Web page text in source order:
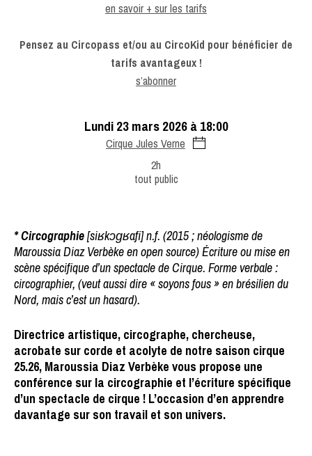
en savoir + sur les tarifs
Pensez au Circopass et/ou au CircoKid pour bénéficier de
tarifs avantageux !
s’abonner
lundi 23 mars 2026 à 18:00
Cirque Jules Verne
2h
tout public
*Circographie[siʁkɔɡʁafi] n.f. (2015 ; néologisme de
Maroussia Diaz Verbèke en open source) Écriture ou mise en
scène spécifique d’un spectacle de Cirque. Forme verbale :
circographier, (veut aussi dire « soyons fous » en brésilien du
Nord, mais c’est un hasard).
Directrice artistique, circographe, chercheuse,
acrobate sur corde et acolyte de notre saison cirque
25.26, Maroussia Diaz Verbèke vous propose une
conférence sur la circographie et l’écriture spécifique
d’un spectacle de cirque ! L’occasion d’en apprendre
davantage sur son travail et son univers.